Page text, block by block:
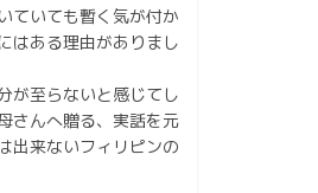
ていても暫く気が付か
はある理由がありまし
が至らないと感じてし
さんへ贈る、実話を元
出来ないフィリピンの